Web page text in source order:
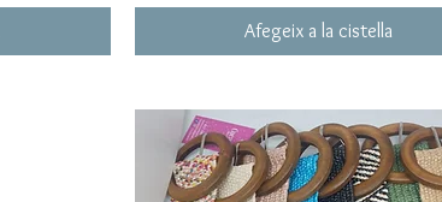
Afegeix a la cistella